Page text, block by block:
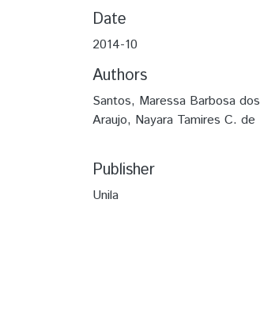
Date
2014-10
Authors
Santos, Maressa Barbosa dos
Araujo, Nayara Tamires C. de
Publisher
Unila